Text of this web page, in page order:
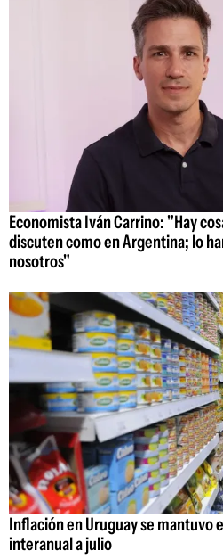
Economista Iván Carrino: "Hay
discuten como en Argentina; lo
nosotros"
Inflación en Uruguay se mantuvo
interanual a julio